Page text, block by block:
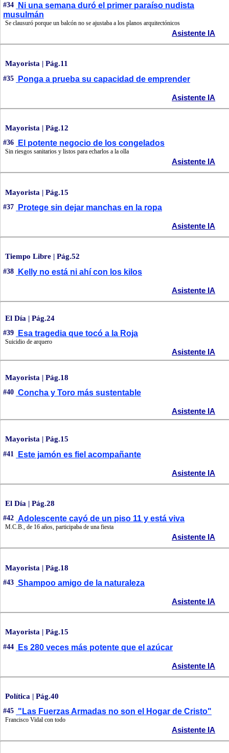
#34
Ni una semana duró el primer paraíso nudista
musulmán
Se clausuró porque un balcón no se ajustaba a los planos arquitectónicos
Asistente IA
Mayorista | Pág.11
#35 Ponga a prueba su capacidad de emprender
Asistente IA
Mayorista | Pág.12
#36 El potente negocio de los congelados
Sin riesgos sanitarios y listos para echarlos a la olla
Asistente IA
Mayorista | Pág.15
#37 Protege sin dejar manchas en la ropa
Asistente IA
Tiempo Libre | Pág.52
#38 Kelly no está ni ahí con los kilos
Asistente IA
El Día | Pág.24
#39 Esa tragedia que tocó a la Roja
Suicidio de arquero
Asistente IA
Mayorista | Pág.18
#40 Concha y Toro más sustentable
Asistente IA
Mayorista | Pág.15
#41 Este jamón es fiel acompañante
Asistente IA
El Día | Pág.28
#42 Adolescente cayó de un piso 11 y está viva
M.C.B., de 16 años, participaba de una fiesta
Asistente IA
Mayorista | Pág.18
#43 Shampoo amigo de la naturaleza
Asistente IA
Mayorista | Pág.15
#44 Es 280 veces más potente que el azúcar
Asistente IA
Política | Pág.40
#45 "Las Fuerzas Armadas no son el Hogar de Cristo"
Francisco Vidal con todo
Asistente IA